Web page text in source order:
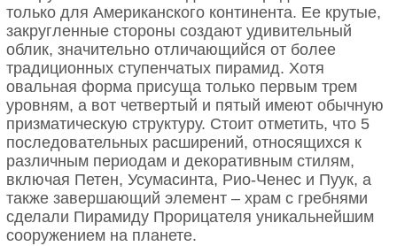
только для Американского континента. Ее крутые,
закругленные стороны создают удивительный
облик, значительно отличающийся от более
традиционных ступенчатых пирамид. Хотя
овальная форма присуща только первым трем
уровням, а вот четвертый и пятый имеют обычную
призматическую структуру. Стоит отметить, что 5
последовательных расширений, относящихся к
различным периодам и декоративным стилям,
включая Петен, Усумасинта, Рио-Ченес и Пуук, а
также завершающий элемент – храм с гребнями
сделали Пирамиду Прорицателя уникальнейшим
сооружением на планете.